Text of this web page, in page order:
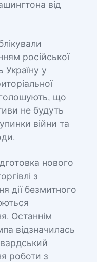
від
російської
Україну у
що
не будуть
війни та
нового
з
дії безмитного
Останнім
відзначилась
роботи з